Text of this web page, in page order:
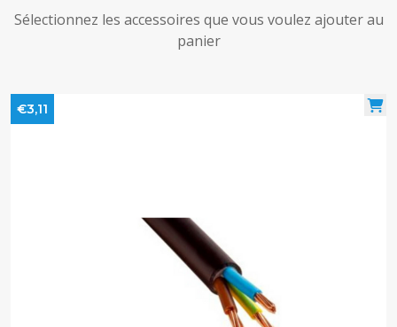
Sélectionnez les accessoires que vous voulez ajouter au
panier
€3,11